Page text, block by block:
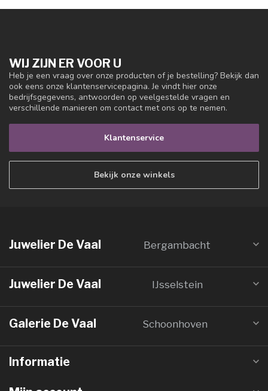
WIJ ZIJN ER VOOR U
Heb je een vraag over onze producten of je bestelling? Bekijk dan
ook eens onze klantenservicepagina. Je vindt hier onze
bedrijfsgegevens, antwoorden op veelgestelde vragen en
verschillende manieren om contact met ons op te nemen.
Klantenservice
Bekijk onze winkels
Juwelier De Vaal Bergambacht
Juwelier De Vaal IJsselstein
Galerie De Vaal Schoonhoven
Informatie